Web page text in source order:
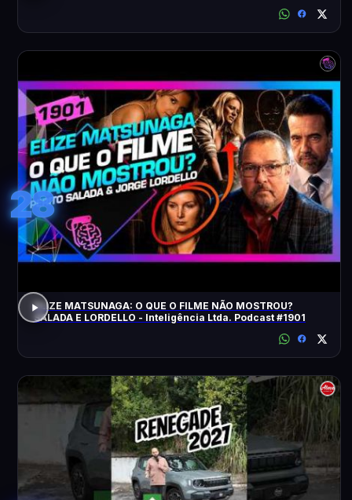
28
ELIZE MATSUNAGA: O QUE O FILME NÃO MOSTROU?
SALADA E LORDELLO - Inteligência Ltda. Podcast #1901